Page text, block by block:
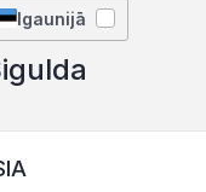
Igaunijā